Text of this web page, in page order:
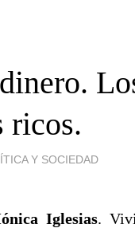
ricos.
Y SOCIEDAD
Iglesias.